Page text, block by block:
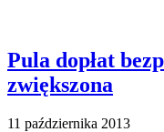
Pula dopłat
zwiększona
11 października 2013